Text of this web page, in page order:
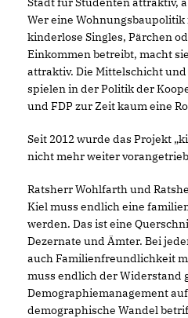
Wer eine
kinderlose Singles, Pärchen
Einkommen betreibt, macht
attraktiv. Die Mittelschicht
spielen in der Politik der
und FDP zur Zeit kaum eine
Seit 2012 wurde das Projekt
nicht mehr weiter
Ratsherr Wohlfarth und
Kiel muss endlich eine
werden. Das ist eine
Dezernate und Ämter. Bei
auch Familienfreundlichkeit
muss endlich der Widerstand
Demographiemanagement
demographische Wandel